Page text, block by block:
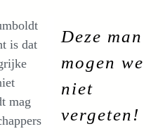
Deze man
mogen we
niet
vergeten!
is dat
mag